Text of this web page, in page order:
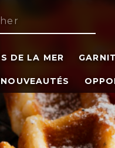
DE LA MER
NOUVEAUTÉS